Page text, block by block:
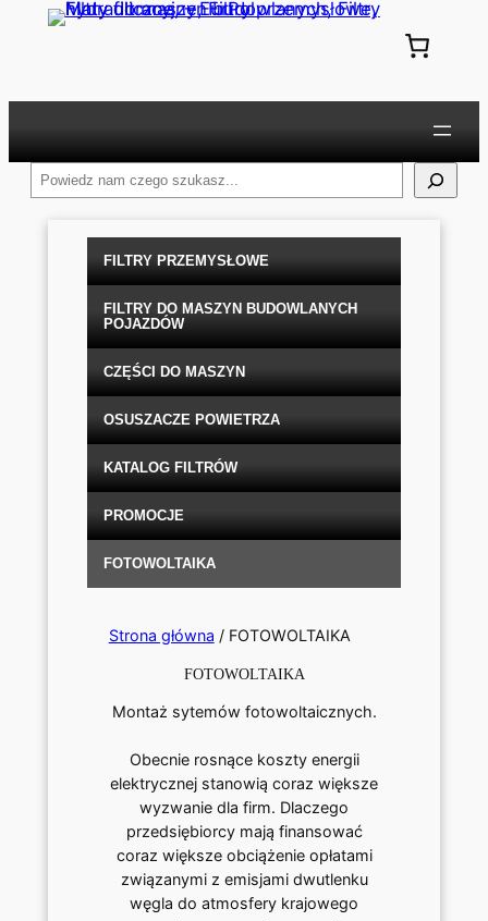
Przejdź
Szukaj
FILTRY PRZEMYSŁOWE
FILTRY DO MASZYN BUDOWLANYCH
POJAZDÓW
CZĘŚCI DO MASZYN
OSUSZACZE POWIETRZA
KATALOG FILTRÓW
PROMOCJE
FOTOWOLTAIKA
Strona główna / FOTOWOLTAIKA
FOTOWOLTAIKA
Montaż sytemów fotowoltaicznych.
Obecnie rosnące koszty energii
elektrycznej stanowią coraz większe
wyzwanie dla firm. Dlaczego
przedsiębiorcy mają finansować
coraz większe obciążenie opłatami
związanymi z emisjami dwutlenku
węgla do atmosfery krajowego